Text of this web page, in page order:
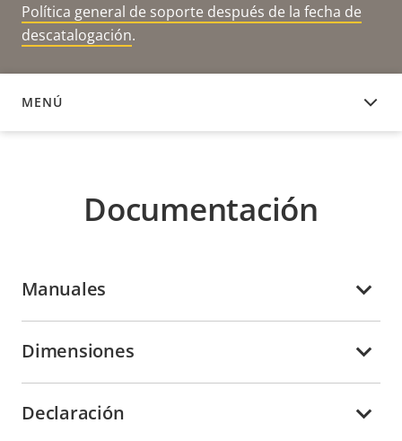
Política general de soporte después de la fecha de
descatalogación.
MENÚ
DOCUMENTACIÓN
Documentación
Manuales
Dimensiones
Declaración